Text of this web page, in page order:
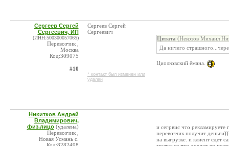
Сергеев Сергей
Сергеевич, ИП
(ИНН:500300057065)
Перевозчик ,
Москва
Код:309075
#10
Сергеев Сергей
Сергеевич
* контакт был изменен или
удален
Цитата (Некозов Михаил
Да ничего
Циолковский ёмана.
Никитков Андрей
Владимирович,
физ.лицо (удалена)
Перевозчик ,
Новая Усмань с.
и сегрвис что
перевозчик получит
на выгрузке. и клиент едет